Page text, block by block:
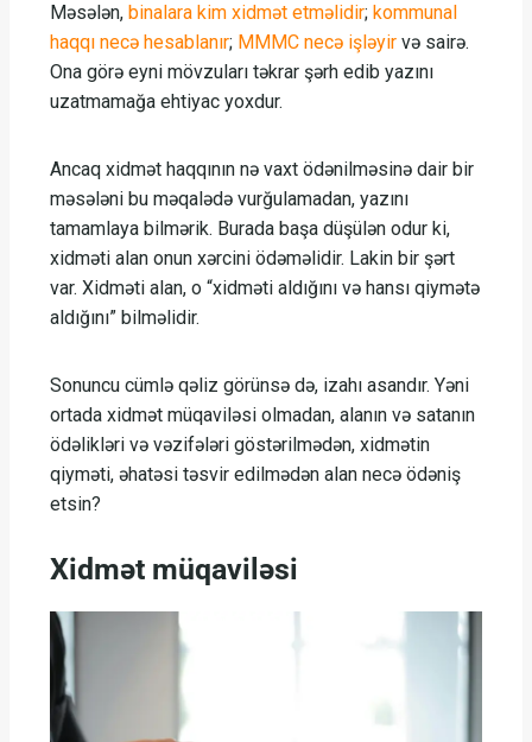
Məsələn, binalara kim xidmət etməlidir; kommunal
haqqı necə hesablanır; MMMC necə işləyir və sairə.
Ona görə eyni mövzuları təkrar şərh edib yazını
uzatmamağa ehtiyac yoxdur.
Ancaq xidmət haqqının nə vaxt ödənilməsinə dair bir
məsələni bu məqalədə vurğulamadan, yazını
tamamlaya bilmərik. Burada başa düşülən odur ki,
xidməti alan onun xərcini ödəməlidir. Lakin bir şərt
var. Xidməti alan, o “xidməti aldığını və hansı qiymətə
aldığını” bilməlidir.
Sonuncu cümlə qəliz görünsə də, izahı asandır. Yəni
ortada xidmət müqaviləsi olmadan, alanın və satanın
ödəlikləri və vəzifələri göstərilmədən, xidmətin
qiyməti, əhatəsi təsvir edilmədən alan necə ödəniş
etsin?
Xidmət müqaviləsi